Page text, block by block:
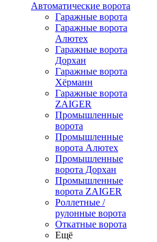
Автоматические ворота
Гаражные ворота
Гаражные ворота
Алютех
Гаражные ворота
Дорхан
Гаражные ворота
Хёрманн
Гаражные ворота
ZAIGER
Промышленные
ворота
Промышленные
ворота Алютех
Промышленные
ворота Дорхан
Промышленные
ворота ZAIGER
Роллетные /
рулонные ворота
Откатные ворота
Ещё